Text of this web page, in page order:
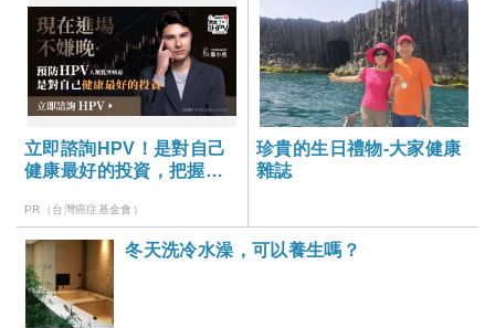
立即諮詢HPV！是對自己
健康最好的投資，把握現
PR（台灣癌症基金會）
珍貴的生日禮物-大家健康
雜誌
冬天洗冷水澡，可以養生嗎？